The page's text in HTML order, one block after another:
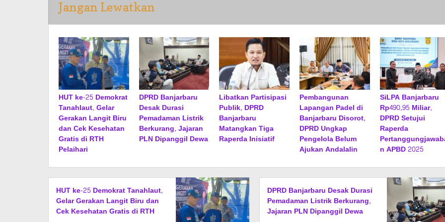
Jangan Lewatkan
HUT ke-25 Demokrat
Tanahlaut, Gelar
Gerakan Langit Biru
dan Cek Kesehatan
Gratis di RTH
Pelaihari
DPRD Banjarbaru
Desak Durasi
Pemadaman Listrik
Berkurang, Jajaran
PLN Dipanggil Dewa
Libatkan Partisipasi
Publik, DPRD
Banjarbaru
Matangkan Tiga
Raperda Inisiatif
Pembangunan
Lapangan Padel di
Banjarbaru Disorot,
DPRD Ungkap
Pengelola Belum
Ajukan Andalalin
SiLPA Banjarbaru
Rp490,95 Miliar,
DPRD Setujui
Raperda
n APBD 2025
HUT ke-25 Demokrat Tanahlaut,
Gelar Gerakan Langit Biru dan
Cek Kesehatan Gratis di RTH
DPRD Banjarbaru Desak Durasi
Pemadaman Listrik Berkurang,
Jajaran PLN Dipanggil Dewa